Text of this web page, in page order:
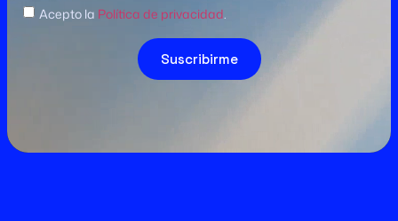
Acepto la Política de privacidad
Suscribirme